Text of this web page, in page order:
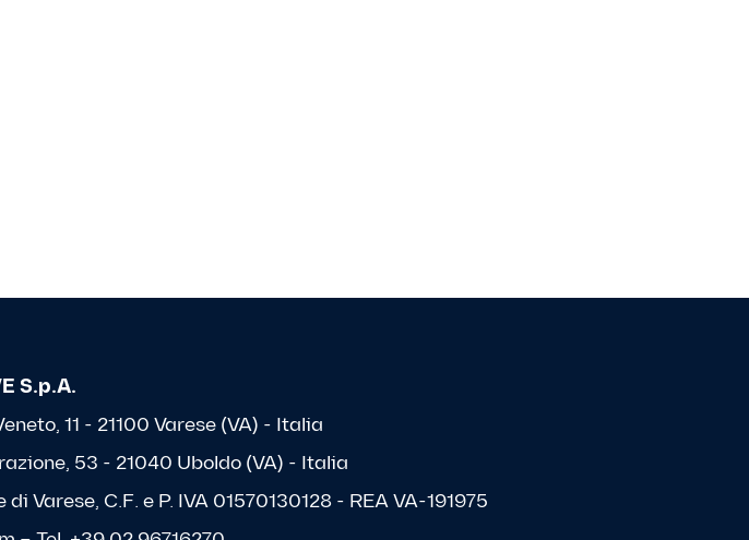
S.p.A.
11 - 21100 Varese (VA) - Italia
53 - 21040 Uboldo (VA) - Italia
Varese, C.F. e P. IVA 01570130128 - REA VA-191975